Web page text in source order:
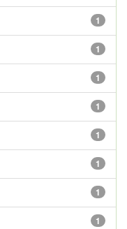
1
1
1
1
1
1
1
1